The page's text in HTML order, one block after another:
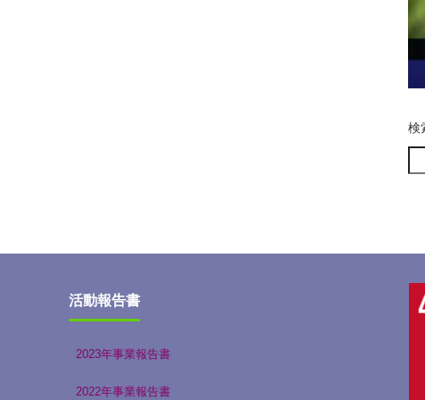
検
活動報告書
2023年事業報告書
2022年事業報告書